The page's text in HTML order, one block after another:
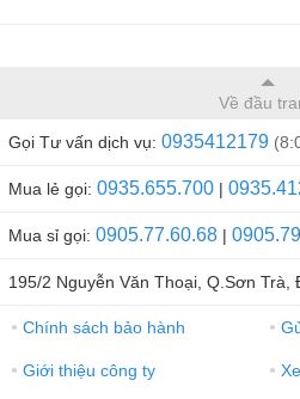
Về đầu
Gọi Tư vấn dịch vụ: 0935412179
Mua lẻ gọi: 0935.655.700 |
Mua sỉ gọi: 0905.77.60.68 |
195/2 Nguyễn Văn Thoại, Q.Sơn Trà,
● Chính sách bảo hành ●
● Giới thiệu công ty ●